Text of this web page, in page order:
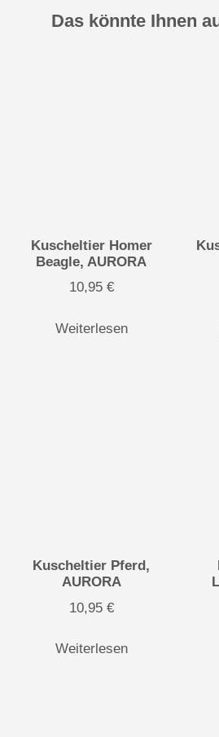
Das könnte Ihnen
Kuscheltier Homer
Beagle, AURORA
10,95 €
Weiterlesen
Kuscheltier Pferd,
AURORA
10,95 €
Weiterlesen